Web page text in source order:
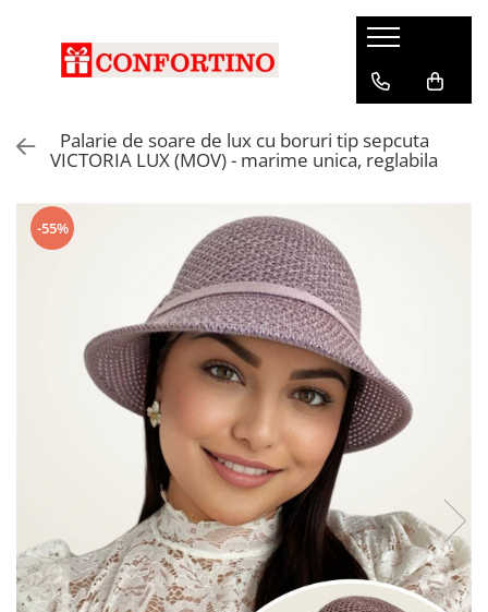
Palarie de soare de lux cu boruri tip sepcuta
VICTORIA LUX (MOV) - marime unica, reglabila
-55%